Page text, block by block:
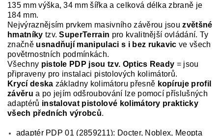
135 mm výška, 34 mm šířka a celková délka zbraně je
184 mm.
Nejvýraznějsím prvkem masivního závěrou jsouzvětšné
hmatníky tzv.SuperTerrain pro kvalitnější ovládání. Ty
značně usnadňují manipulaci s i bez rukavic ve všech
povětrnostních podmínkách.
Všechny pistole PDP jsou tzv. Optics Ready = jsou
připraveny pro instalaci pistolových kolimátorů.
Krycí deska základny kolimátoru přesně kopíruje profil
závěru a po jejím odšroubování lze pomocí příslušných
adaptérů instalovat pistolové kolimátory prakticky
všech předních výrobců.
adaptér PDP 01 (2859211): Docter, Noblex, Meopta